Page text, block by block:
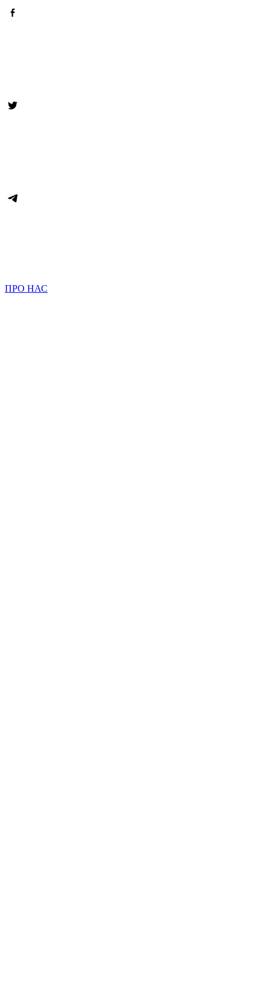
ПРО НАС